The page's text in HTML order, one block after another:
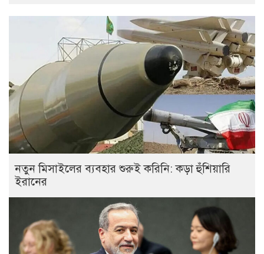
নতুন মিসাইলের ব্যবহার শুরুই করিনি: কড়া হুঁশিয়ারি
ইরানের